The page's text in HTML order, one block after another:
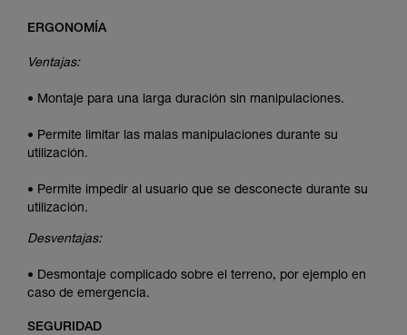
ERGONOMÍA
Ventajas:
• Montaje para una larga duración sin manipulaciones.
• Permite limitar las malas manipulaciones durante su
utilización.
• Permite impedir al usuario que se desconecte durante su
utilización.
Desventajas:
• Desmontaje complicado sobre el terreno, por ejemplo en
caso de emergencia.
SEGURIDAD